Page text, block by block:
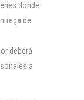
donde
de
deberá
a